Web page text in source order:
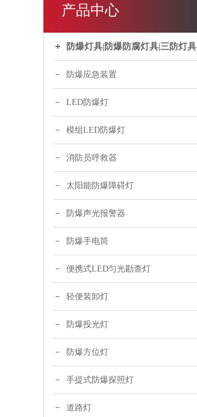
产品中心
防爆灯具|防爆防腐灯具|三防灯具
防爆应急装置
LED防爆灯
模组LED防爆灯
消防员呼救器
太阳能防爆障碍灯
防爆声光报警器
防爆手电筒
便携式LED匀光勘查灯
轻便装卸灯
防爆投光灯
防爆方位灯
手提式防爆探照灯
道路灯